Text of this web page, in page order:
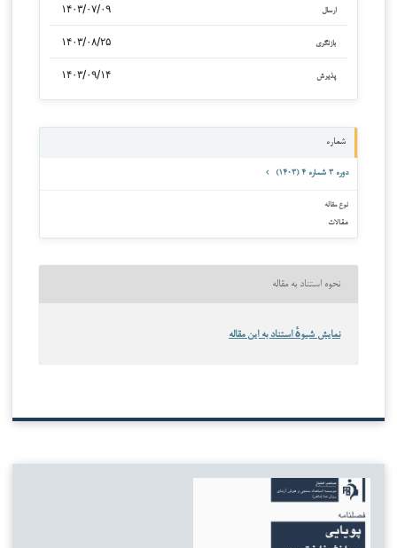
ارسال ۱۴۰۳/۰۷/۰۹
بازنگری ۱۴۰۳/۰۸/۲۵
پذیرش ۱۴۰۳/۰۹/۱۴
شماره
دوره ۳ شماره ۴ (۱۴۰۳)
نوع مقاله
مقالات
نحوه استناد به مقاله
نمایش شیوهٔ استناد به این مقاله